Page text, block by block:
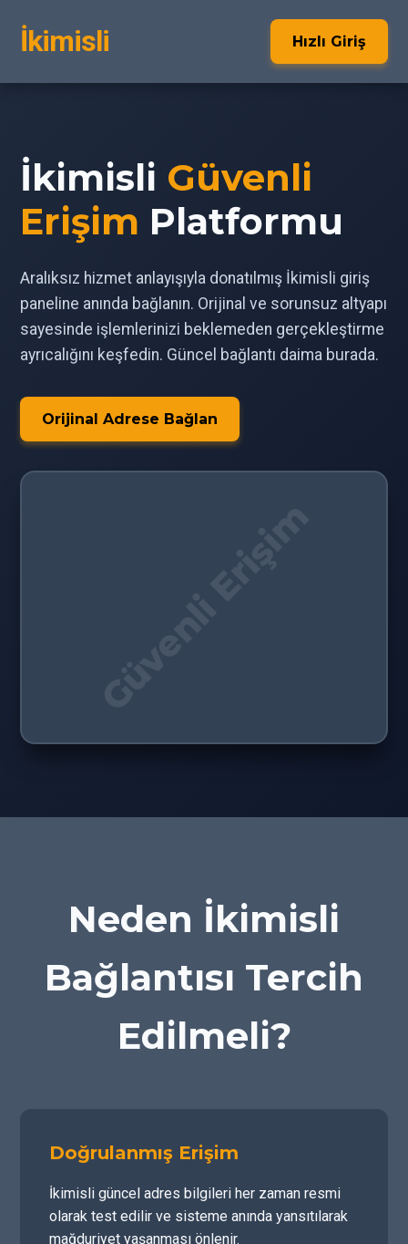
İkimisli Hızlı Giriş
İkimisli Güvenli
Erişim Platformu
Aralıksız hizmet anlayışıyla donatılmış İkimisli giriş
paneline anında bağlanın. Orijinal ve sorunsuz altyapı
sayesinde işlemlerinizi beklemeden gerçekleştirme
ayrıcalığını keşfedin. Güncel bağlantı daima burada.
Orijinal Adrese Bağlan
Neden İkimisli
Bağlantısı Tercih
Edilmeli?
Doğrulanmış Erişim
İkimisli güncel adres bilgileri her zaman resmi
olarak test edilir ve sisteme anında yansıtılarak
mağduriyet yaşanması önlenir.